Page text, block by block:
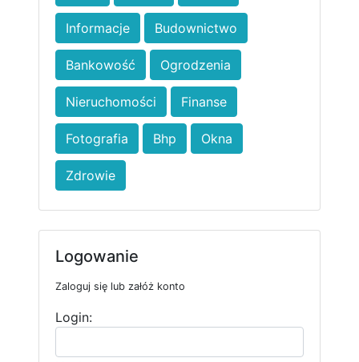
Informacje Budownictwo
Bankowość Ogrodzenia
Nieruchomości Finanse
Fotografia Bhp Okna
Zdrowie
Logowanie
Zaloguj się lub załóż konto
Login: